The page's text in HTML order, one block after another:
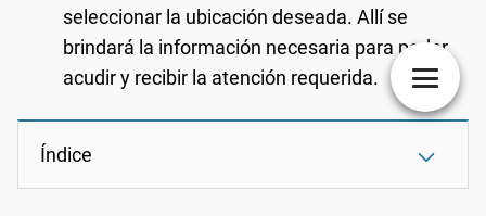
seleccionar la ubicación deseada. Allí se
brindará la información necesaria para poder
acudir y recibir la atención requerida.
Índice